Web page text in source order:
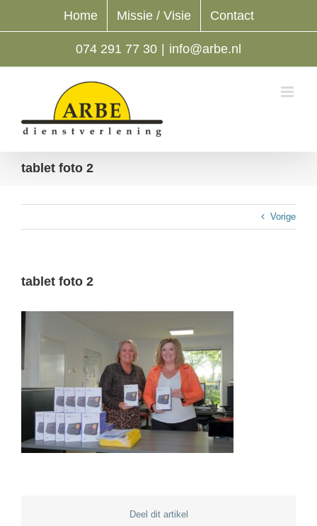
inhoud
Home Missie / Visie Contact
074 291 77 30 | info@arbe.nl
tablet foto 2
Vorige
tablet foto 2
Deel dit artikel